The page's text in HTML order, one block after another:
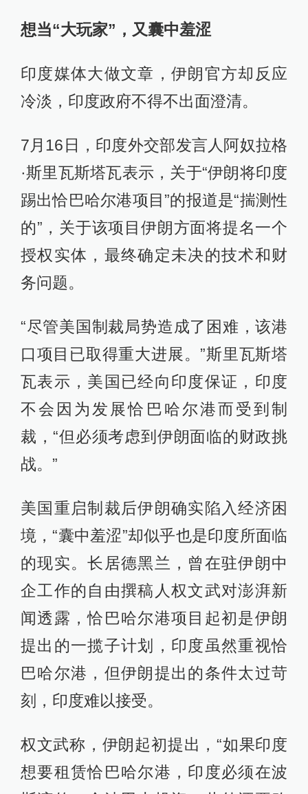
想当“大玩家”，又囊中羞涩
印度媒体大做文章，伊朗官方却反应
冷淡，印度政府不得不出面澄清。
7月16日，印度外交部发言人阿奴拉格
·斯里瓦斯塔瓦表示，关于“伊朗将印度
踢出恰巴哈尔港项目”的报道是“揣测性
的”，关于该项目伊朗方面将提名一个
授权实体，最终确定未决的技术和财
务问题。
“尽管美国制裁局势造成了困难，该港
口项目已取得重大进展。”斯里瓦斯塔
瓦表示，美国已经向印度保证，印度
不会因为发展恰巴哈尔港而受到制
裁，“但必须考虑到伊朗面临的财政挑
战。”
美国重启制裁后伊朗确实陷入经济困
境，“囊中羞涩”却似乎也是印度所面临
的现实。长居德黑兰，曾在驻伊朗中
企工作的自由撰稿人权文武对澎湃新
闻透露，恰巴哈尔港项目起初是伊朗
提出的一揽子计划，印度虽然重视恰
巴哈尔港，但伊朗提出的条件太过苛
刻，印度难以接受。
权文武称，伊朗起初提出，“如果印度
想要租赁恰巴哈尔港，印度必须在波